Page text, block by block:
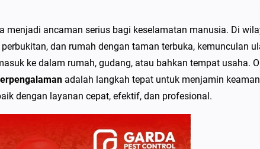
menjadi ancaman serius bagi keselamatan manusia. Di
dan rumah dengan taman terbuka, kemunculan
ke dalam rumah, gudang, atau bahkan tempat usaha.
adalah langkah tepat untuk menjamin
dengan layanan cepat, efektif, dan profesional.